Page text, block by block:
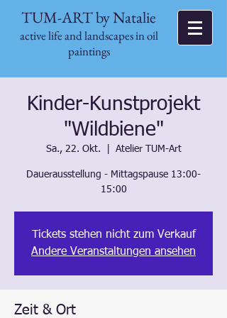
TUM-ART by Natalie
active life and landscapes in oil
paintings
Kinder-Kunstprojekt
"Wildbiene"
Sa., 22. Okt. Atelier TUM-Art
Dauerausstellung - Mittagspause 13:00-
15:00
Tickets stehen nicht zum Verkauf
Andere Veranstaltungen ansehen
Zeit & Ort